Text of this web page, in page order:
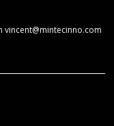
vincent@mintecinno.com